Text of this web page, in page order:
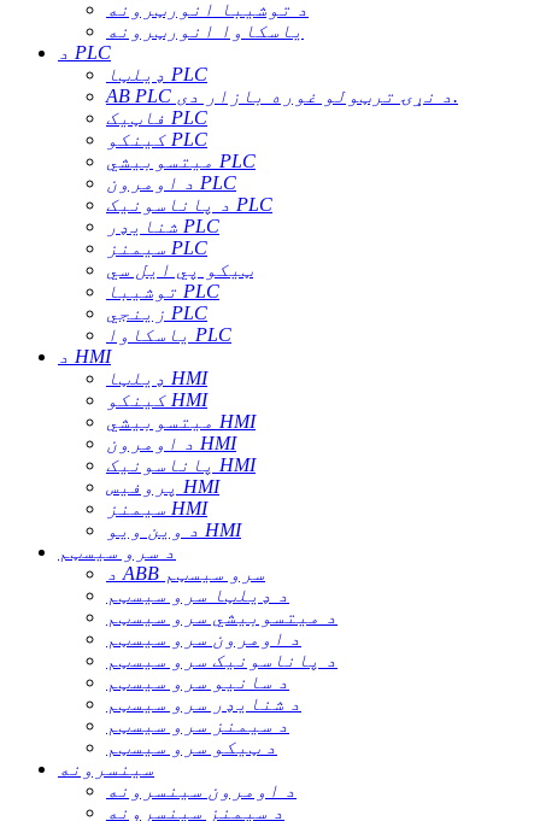
د توشیبا انورټرونه
یاسکاوا انورټرونه
د PLC
ډیلټا PLC
AB PLC د نړۍ ترټولو غوره بازار دی.
فاټیک PLC
کینکو PLC
میتسوبیشي PLC
د اومرون PLC
د پاناسونیک PLC
شنایډر PLC
سیمنز PLC
ټیکو پي ایل سي
توشیبا PLC
زینجي PLC
یاسکاوا PLC
د HMI
ډیلټا HMI
کینکو HMI
میتسوبیشي HMI
د اومرون HMI
پاناسونیک HMI
پروفیس HMI
سیمنز HMI
د وین ویو HMI
د سرو سیسټم
د ABB سرو سیسټم
د ډیلټا سرو سیسټم
د میتسوبیشي سرو سیسټم
د اومرون سرو سیسټم
د پاناسونیک سرو سیسټم
د سانیو سرو سیسټم
د شنایډر سرو سیسټم
د سیمنز سرو سیسټم
د ټیکو سرو سیسټم
سینسرونه
د اومرون سینسرونه
د سیمنز سینسرونه